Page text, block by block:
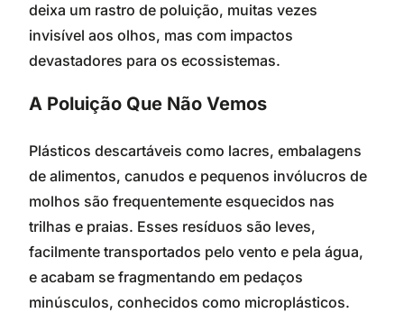
deixa um rastro de poluição, muitas vezes
invisível aos olhos, mas com impactos
devastadores para os ecossistemas.
A Poluição Que Não Vemos
Plásticos descartáveis como lacres, embalagens
de alimentos, canudos e pequenos invólucros de
molhos são frequentemente esquecidos nas
trilhas e praias. Esses resíduos são leves,
facilmente transportados pelo vento e pela água,
e acabam se fragmentando em pedaços
minúsculos, conhecidos como microplásticos.